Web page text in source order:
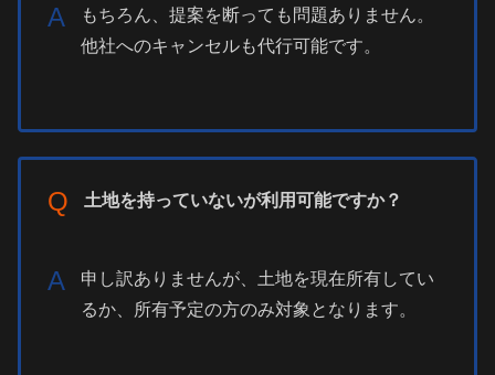
A
もちろん、提案を断っても問題ありません。
他社へのキャンセルも代行可能です。
Q 土地を持っていないが利用可能ですか？
A
申し訳ありませんが、土地を現在所有してい
るか、所有予定の方のみ対象となります。